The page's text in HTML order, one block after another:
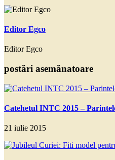
Editor Egco
Editor Egco
postări asemănatoare
Catehetul INTC 2015 –
21 iulie 2015